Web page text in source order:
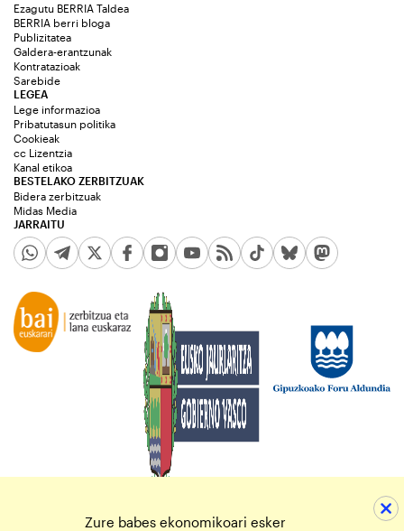
Ezagutu BERRIA Taldea
BERRIA berri bloga
Publizitatea
Galdera-erantzunak
Kontratazioak
Sarebide
JARRAITU
LEGEA
Lege informazioa
Pribatutasun politika
Cookieak
cc Lizentzia
Kanal etikoa
BESTELAKO ZERBITZUAK
Bidera zerbitzuak
Midas Media
Zure babes ekonomikoari esker